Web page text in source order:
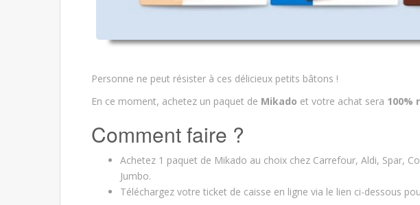
Personne ne peut résister à ces délicieux petits bâtons !
En ce moment, achetez un paquet de Mikado et votre achat sera 100%
Comment faire ?
Achetez 1 paquet de Mikado au choix chez Carrefour, Aldi, Spar,
Jumbo.
Téléchargez votre ticket de caisse en ligne via le lien ci-dessous